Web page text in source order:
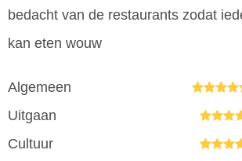
bedacht van de restaurants zodat
kan eten wouw
Algemeen
Uitgaan
Cultuur